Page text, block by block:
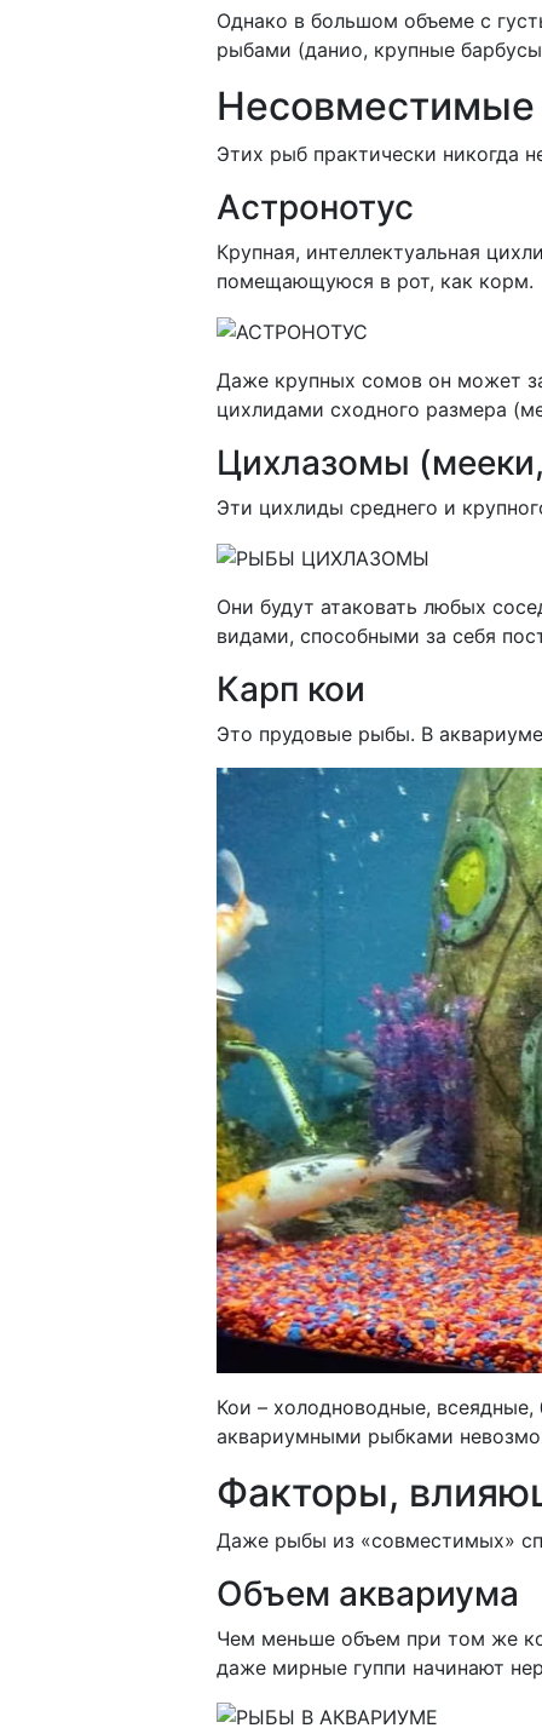
Однако в большом объеме с
рыбами (данио, крупные
Этих рыб практически никогда
Астронотус
Крупная, интеллектуальная
помещающуюся в рот, как корм.
Даже крупных сомов он может
цихлидами сходного размера
Цихлазомы
Эти цихлиды среднего и
Они будут атаковать любых
видами, способными за себя
Карп кои
Это прудовые рыбы. В
Кои – холодноводные,
аквариумными рыбками
Факторы,
Даже рыбы из «совместимых»
Объем аквариума
Чем меньше объем при том же
даже мирные гуппи начинают